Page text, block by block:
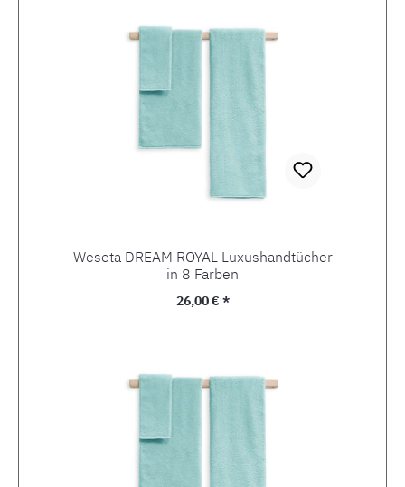
Weseta DREAM ROYAL Luxushandtücher
in 8 Farben
Regulärer Preis:
26,00 € *